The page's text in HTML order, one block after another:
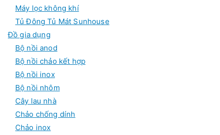
Máy lọc không khí
Tủ Đông Tủ Mát Sunhouse
Đồ gia dụng
Bộ nồi anod
Bộ nồi chảo kết hợp
Bộ nồi inox
Bộ nồi nhôm
Cây lau nhà
Chảo chống dính
Chảo inox